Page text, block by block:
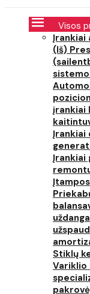
Visos
Įrankiai
(Iš)
įrankiai
Įrankiai
Įrankiai
Stiklų
Variklio